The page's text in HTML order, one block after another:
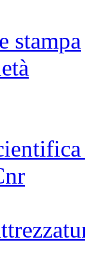
stampa